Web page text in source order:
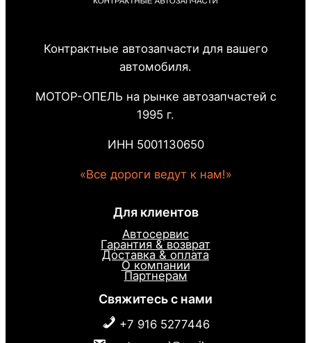
Контрактные автозапчасти для вашего
автомобиля.
МОТОР-ОПЕЛЬ на рынке автозапчастей с
1995 г.
ИНН 5001130650
«Все дороги ведут к нам!»
Для клиентов
Автосервис
Гарантия & возврат
Доставка & оплата
О компании
Партнерам
Свяжитесь с нами
+7 916 5277446